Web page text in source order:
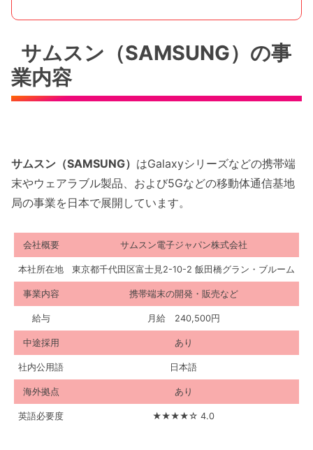
サムスン（SAMSUNG）の事
業内容
サムスン（SAMSUNG） はGalaxyシリーズなどの携帯端
末やウェアラブル製品、および5Gなどの移動体通信基地
局の事業を日本で展開しています。
会社概要 サムスン電子ジャパン株式会社
本社所在地 東京都千代田区富士見2-10-2 飯田橋グラン・ブルーム
事業内容 携帯端末の開発・販売など
給与 月給 240,500円
中途採用 あり
社内公用語 日本語
海外拠点 あり
英語必要度 ★★★★☆ 4.0